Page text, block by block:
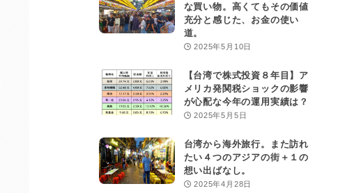
な買い物。高くてもその価値
充分と感じた、お金の使い
道。
2025年5月10日
【台湾で株式投資８年目】ア
メリカ発関税ショックの影響
が心配な今年の運用実績は？
2025年5月5日
台湾から海外旅行。また訪れ
たい４つのアジアの街＋１の
想い出ばなし。
2025年4月28日